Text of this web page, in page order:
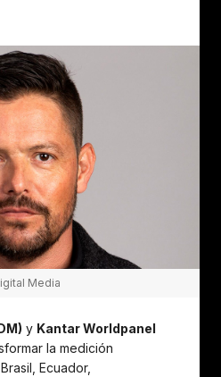
Media
y Kantar Worldpanel
la medición
Ecuador,